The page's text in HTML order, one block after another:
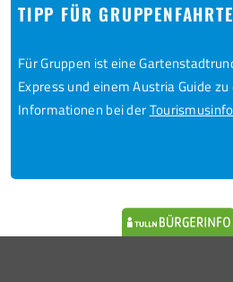
TIPP FÜR
Für Gruppen ist eine
Express und einem Austria Guide
Informationen bei der